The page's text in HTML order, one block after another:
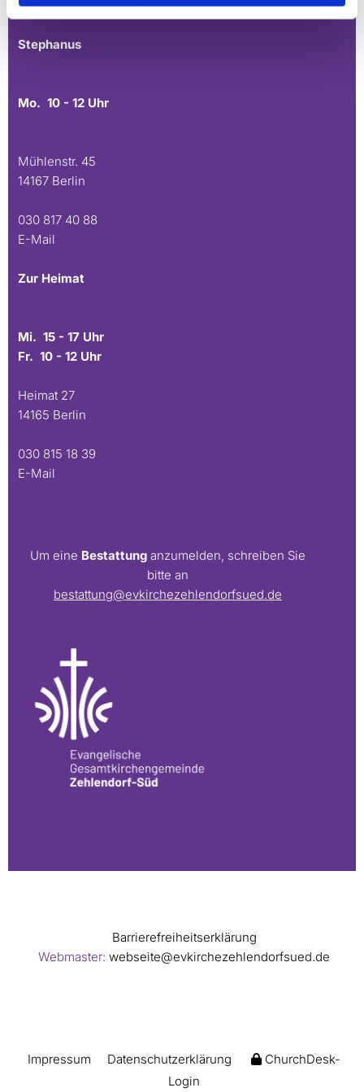
E-Mail
Stephanus
Mo. 10 - 12 Uhr
Mühlenstr. 45
14167 Berlin
030 817 40 88
E-Mail
Zur Heimat
Mi. 15 - 17 Uhr
Fr. 10 - 12 Uhr
Heimat 27
14165 Berlin
030 815 18 39
E-Mail
Um eine Bestattung anzumelden, schreiben Sie
bitte an
bestattung@evkirchezehlendorfsued.de
Barrierefreiheitserklärung
Webmaster: webseite@evkirchezehlendorfsued.de
Impressum Datenschutzerklärung
ChurchDesk-
Login